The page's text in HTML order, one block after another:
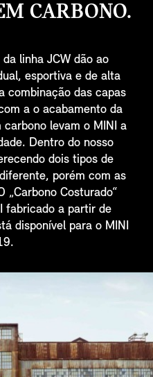
CARBONO.
linha JCW dão ao
esportiva e de alta
combinação das capas
a o acabamento da
levam o MINI a
Dentro do nosso
dois tipos de
porém com as
„Carbono Costurado“
fabricado a partir de
disponível para o MINI